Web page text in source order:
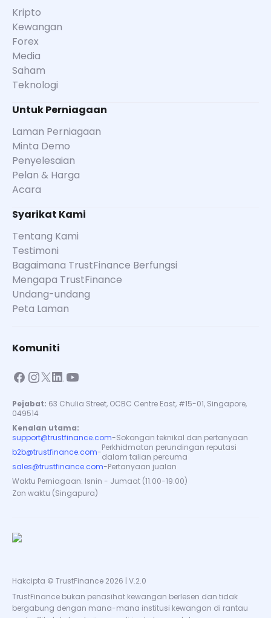
Kripto
Kewangan
Forex
Media
Saham
Teknologi
Untuk Perniagaan
Laman Perniagaan
Minta Demo
Penyelesaian
Pelan & Harga
Acara
Syarikat Kami
Tentang Kami
Testimoni
Bagaimana TrustFinance Berfungsi
Mengapa TrustFinance
Undang-undang
Peta Laman
Komuniti
Pejabat: 63 Chulia Street, OCBC Centre East, #15-01, Singapore,
049514
Kenalan utama:
support@trustfinance.com-Sokongan teknikal dan pertanyaan
b2b@trustfinance.com-Perkhidmatan perundingan reputasi
dalam talian percuma
sales@trustfinance.com-Pertanyaan jualan
Waktu Perniagaan: Isnin - Jumaat (11.00-19.00)
Zon waktu (Singapura)
Hakcipta © TrustFinance 2026 | V.2.0
TrustFinance bukan penasihat kewangan berlesen dan tidak
bergabung dengan mana-mana institusi kewangan di rantau